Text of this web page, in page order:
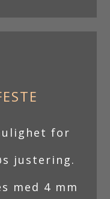
for
justering.
med 4 mm